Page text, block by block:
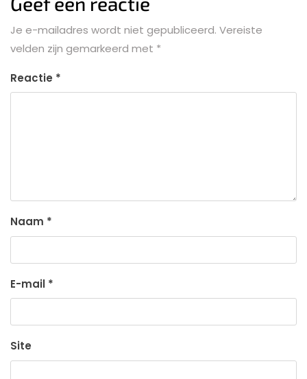
Je e-mailadres wordt niet gepubliceerd. Vereiste
velden zijn gemarkeerd met *
Reactie *
Naam *
E-mail *
Site